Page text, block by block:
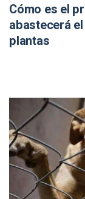
Cómo es el
abastecerá
plantas